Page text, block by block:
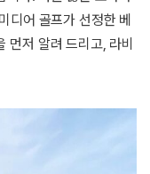
디어 골프가 선정한 베
먼저 알려 드리고, 라비